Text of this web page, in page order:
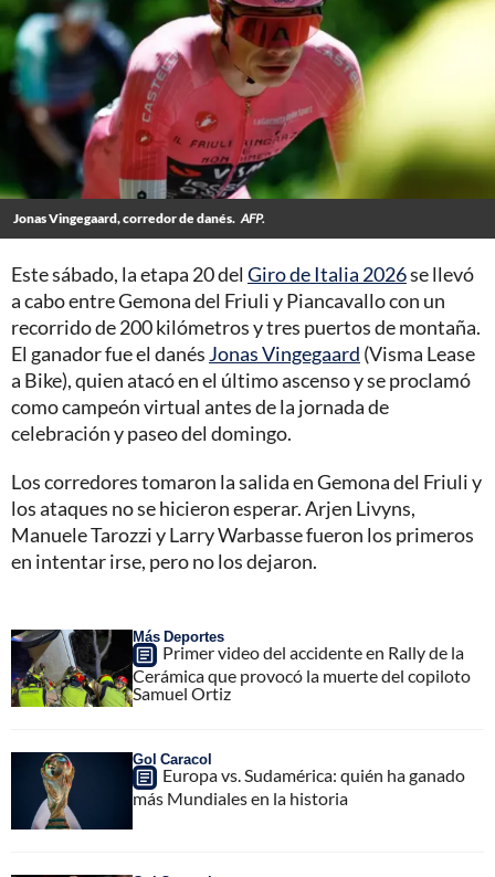
Jonas Vingegaard, corredor de danés. AFP.
Este sábado, la etapa 20 del Giro de Italia 2026se llevó
a cabo entre Gemona del Friuli y Piancavallo con un
recorrido de 200 kilómetros y tres puertos de montaña.
El ganador fue el danés Jonas Vingegaard (Visma Lease
a Bike), quien atacó en el último ascenso y se proclamó
como campeón virtual antes de la jornada de
celebración y paseo del domingo.
Los corredores tomaron la salida en Gemona del Friuli y
los ataques no se hicieron esperar. Arjen Livyns,
Manuele Tarozzi y Larry Warbasse fueron los primeros
en intentar irse, pero no los dejaron.
Más Deportes
Primer video del accidente en Rally de la
Cerámica que provocó la muerte del copiloto
Samuel Ortiz
Gol Caracol
Europa vs. Sudamérica: quién ha ganado
más Mundiales en la historia